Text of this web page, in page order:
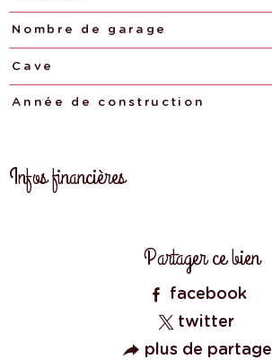
Nombre de garage
Cave
Année de construction
Infos financières
Partager ce bien
facebook
twitter
plus de partage